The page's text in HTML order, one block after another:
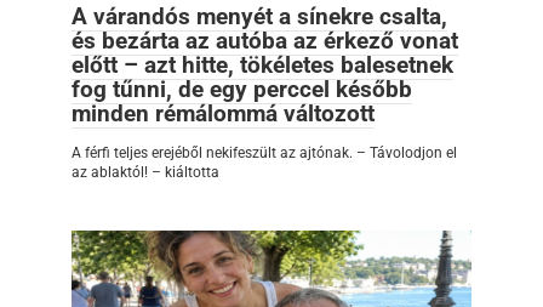
A várandós menyét a sínekre csalta,
és bezárta az autóba az érkező vonat
előtt – azt hitte, tökéletes balesetnek
fog tűnni, de egy perccel később
minden rémálommá változott
A férfi teljes erejéből nekifeszült az ajtónak. – Távolodjon el
az ablaktól! – kiáltotta